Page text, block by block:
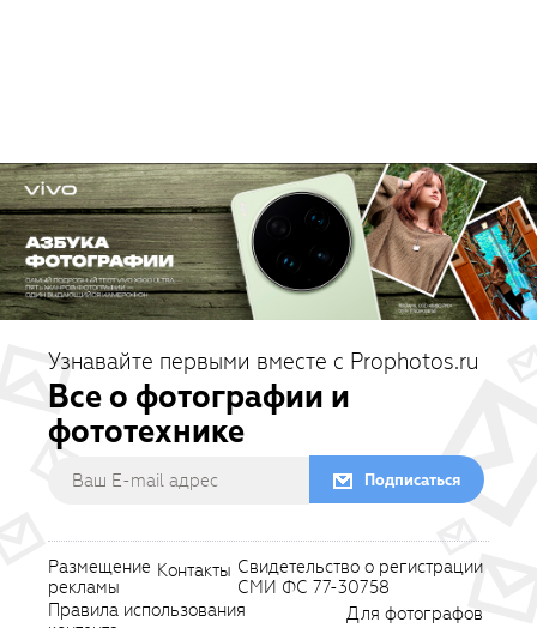
Узнавайте первыми вместе с Prophotos.ru
Все о фотографии и
фототехнике
Подписаться
Размещение
рекламы
Контакты Свидетельство о регистрации
СМИ ФС 77-30758
Правила использования
Для фотографов